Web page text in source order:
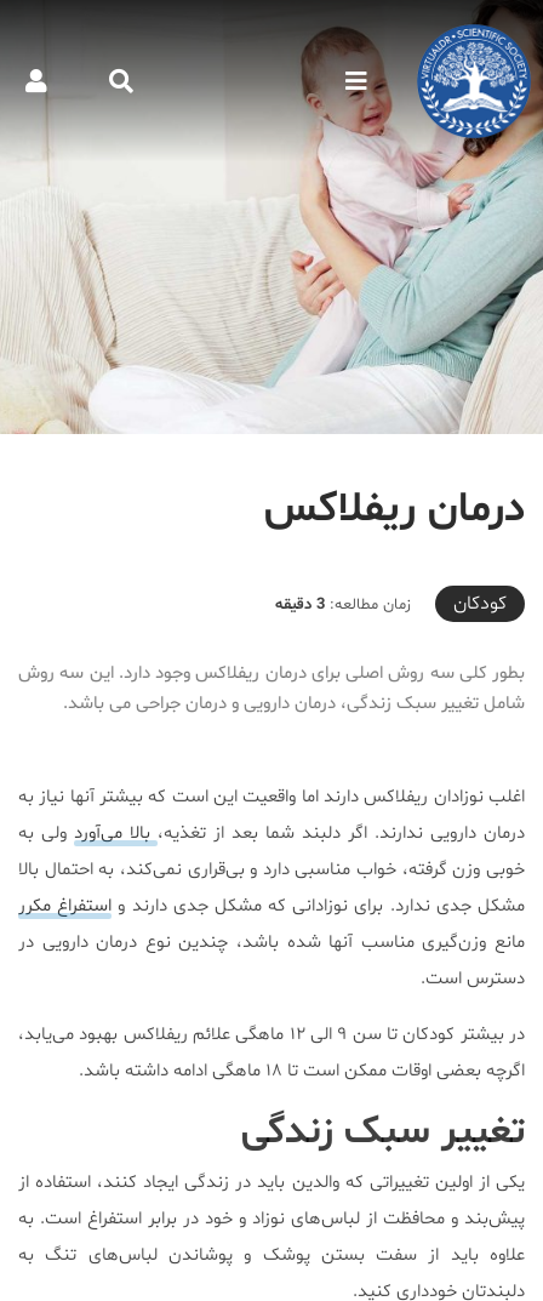
درمان ریفلاکس
2020-09-18T12:09:01+04:30
کودکان زمان مطالعه: 3 دقیقه
بطور کلی سه روش اصلی برای درمان ریفلاکس وجود دارد. این سه روش
شامل تغییر سبک زندگی، درمان دارویی و درمان جراحی می باشد.
اغلب نوزادان ریفلاکس دارند اما واقعیت این است که بیشتر آنها نیاز به
درمان دارویی ندارند. اگر دلبند شما بعد از تغذیه،بالا می‌آورد ولی به
خوبی وزن گرفته، خواب مناسبی دارد و بی‌قراری نمی‌کند، به احتمال بالا
مشکل جدی ندارد. برای نوزادانی که مشکل جدی دارند و استفراغ مکرر
مانع وزن‌گیری مناسب آنها شده باشد، چندین نوع درمان دارویی در
دسترس است.
در بیشتر کودکان تا سن ۹ الی ۱۲ ماهگی علائم ریفلاکس بهبود می‌یابد،
اگرچه بعضی اوقات ممکن است تا ۱۸ ماهگی ادامه داشته باشد.
تغییر سبک زندگی
یکی از اولین تغییراتی که والدین باید در زندگی ایجاد کنند، استفاده از
پیش‌بند و محافظت از لباس‌های نوزاد و خود در برابر استفراغ است. به
علاوه باید از سفت بستن پوشک و پوشاندن لباس‌های تنگ به
دلبندتان خودداری کنید.